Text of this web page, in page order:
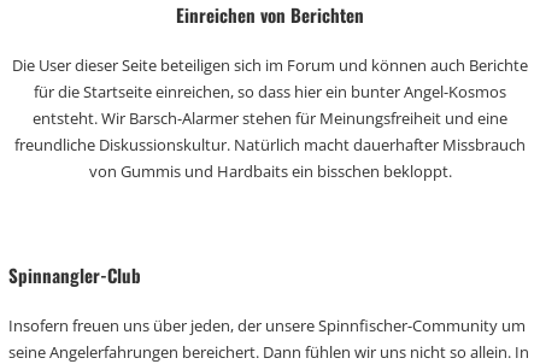
Einreichen von Berichten
Die User dieser Seite beteiligen sich im Forum und können auch Berichte
für die Startseite einreichen, so dass hier ein bunter Angel-Kosmos
entsteht. Wir Barsch-Alarmer stehen für Meinungsfreiheit und eine
freundliche Diskussionskultur. Natürlich macht dauerhafter Missbrauch
von Gummis und Hardbaits ein bisschen bekloppt.
Spinnangler-Club
Insofern freuen uns über jeden, der unsere Spinnfischer-Community um
seine Angelerfahrungen bereichert. Dann fühlen wir uns nicht so allein. In